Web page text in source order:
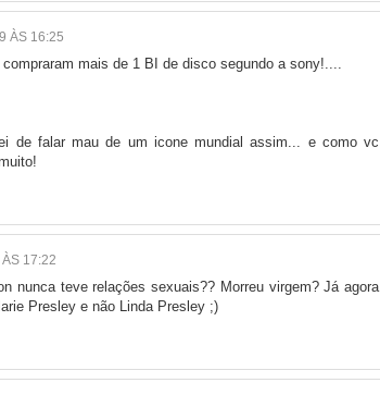
ÀS 16:25
mais de 1 BI de disco segundo a sony!....
de falar mau de um icone mundial assim... e como vc
17:22
nunca teve relações sexuais?? Morreu virgem? Já agora
Presley e não Linda Presley ;)